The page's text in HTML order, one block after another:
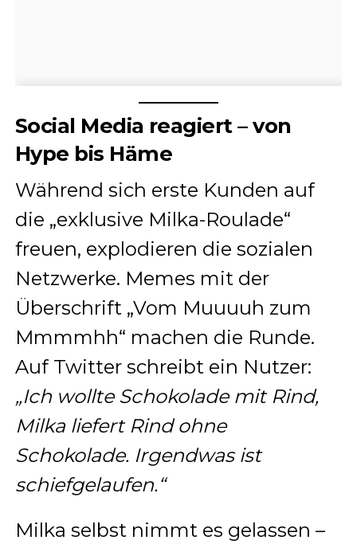
Social Media reagiert – von
Hype bis Häme
Während sich erste Kunden auf
die „exklusive Milka-Roulade“
freuen, explodieren die sozialen
Netzwerke. Memes mit der
Überschrift „Vom Muuuuh zum
Mmmmhh“ machen die Runde.
Auf Twitter schreibt ein Nutzer:
„Ich wollte Schokolade mit Rind,
Milka liefert Rind ohne
Schokolade. Irgendwas ist
schiefgelaufen.“
Milka selbst nimmt es gelassen –